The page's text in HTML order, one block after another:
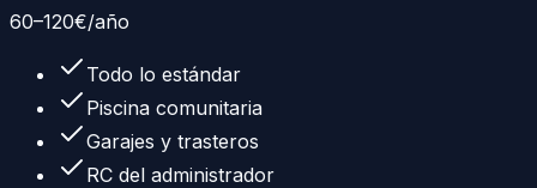
60–120€/año
Todo lo estándar
Piscina comunitaria
Garajes y trasteros
RC del administrador